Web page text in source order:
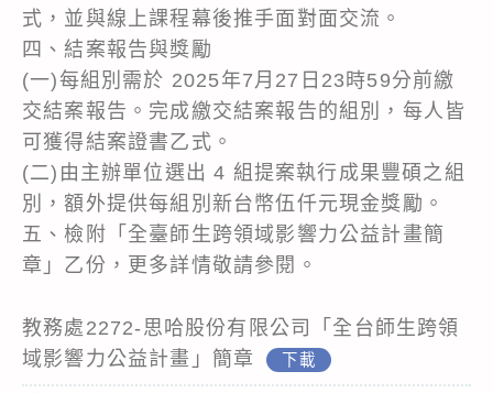
式，並與線上課程幕後推手面對面交流。
四、結案報告與獎勵
(一)每組別需於 2025年7月27日23時59分前繳
交結案報告。完成繳交結案報告的組別，每人皆
可獲得結案證書乙式。
(二)由主辦單位選出 4 組提案執行成果豐碩之組
別，額外提供每組別新台幣伍仟元現金獎勵。
五、檢附「全臺師生跨領域影響力公益計畫簡
章」乙份，更多詳情敬請參閱。
教務處2272-思哈股份有限公司「全台師生跨領
域影響力公益計畫」簡章
下載